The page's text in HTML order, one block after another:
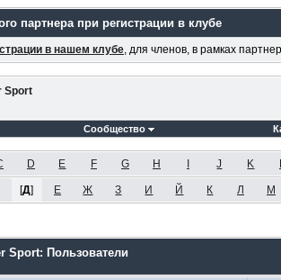
партнера при регистрации в клубе
в нашем клубе, для членов, в рамках
Sport
Сообщество
D E F G H J K
[Д] Е Ж З И Й К Л М
Sport: Пользователи